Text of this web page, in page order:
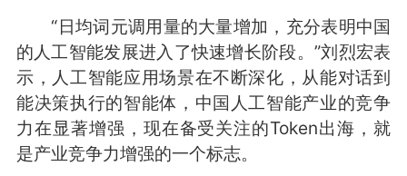
“日均词元调用量的大量增加，充分表明中国
的人工智能发展进入了快速增长阶段。”刘烈宏表
示，人工智能应用场景在不断深化，从能对话到
能决策执行的智能体，中国人工智能产业的竞争
力在显著增强，现在备受关注的Token出海，就
是产业竞争力增强的一个标志。